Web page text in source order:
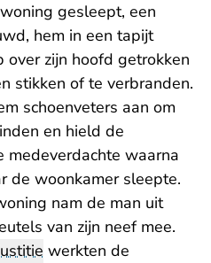
gesleept, een
hem in een tapijt
over zijn hoofd getrokken
stikken of te verbranden.
schoenveters aan om
en hield de
medeverdachte waarna
de woonkamer sleepte.
nam de man uit
van zijn neef mee.
werkten de